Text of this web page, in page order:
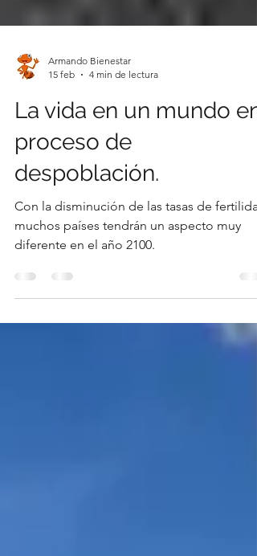
Armando Bienestar
4 min de lectura
La vida en un mundo en
proceso de
despoblación.
muchos países tendrán un aspecto muy
diferente en el año 2100.